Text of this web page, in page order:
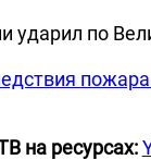
ударил по
на ресурсах: